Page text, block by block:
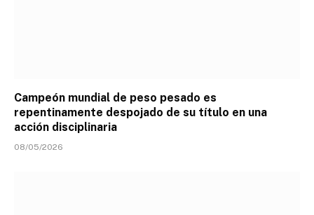
Campeón mundial de peso pesado es
repentinamente despojado de su título en una
acción disciplinaria
08/05/2026